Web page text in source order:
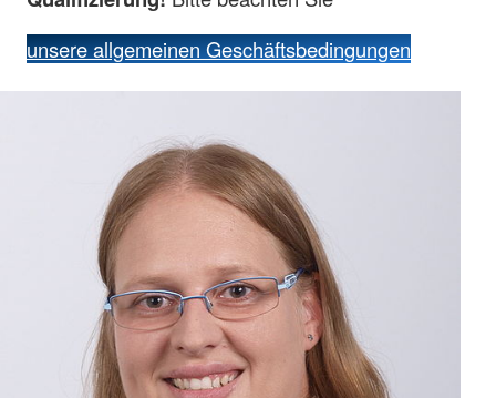
unsere allgemeinen Geschäftsbedingungen